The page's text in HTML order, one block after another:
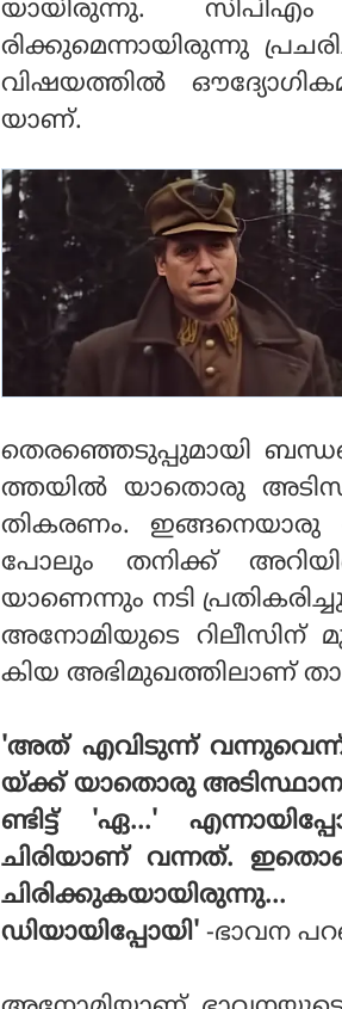
യായിരുന്നു.
രിക്കുമെന്നായിരുന്നു
വിഷയത്തിൽ
യാണ്.
തെരഞ്ഞെടുപ്പുമായി
ത്തയിൽ യാതൊരു
തികരണം. ഇങ്ങനെയാരു
പോലും തനിക്ക്
യാണെന്നും നടി
അനോമിയുടെ റിലീസിന്
കിയ അഭിമുഖത്തിലാണ്
'അത് എവിടുന്ന്
യ്ക്ക് യാതൊരു
ണ്ടിട്ട് 'ഏ...'
ചിരിയാണ് വന്നത്.
ഡിയായിപ്പോയി' -ഭാവന